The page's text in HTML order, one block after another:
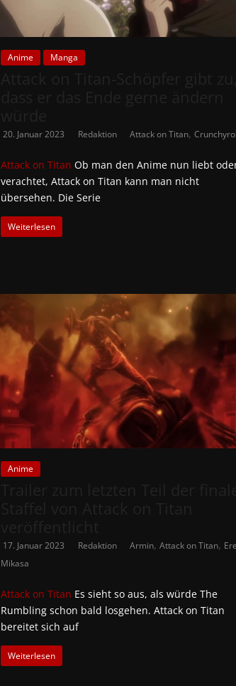
Anime Manga
20. Januar 2023 Redaktion Attack on Titan,
Attack on Titan Ob man den Anime nun liebt
verachtet, Attack on Titan kann man nicht
übersehen. Die Serie
Weiterlesen
Anime
17. Januar 2023 Redaktion Armin,Attack on Titan,
Mikasa
Attack on Titan Es sieht so aus, als würde The
Rumbling schon bald losgehen. Attack on Titan
bereitet sich auf
Weiterlesen